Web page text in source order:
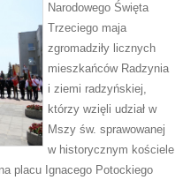
Narodowego Święta
Trzeciego maja
zgromadziły licznych
mieszkańców Radzynia
i ziemi radzyńskiej,
którzy wzięli udział w
Mszy św. sprawowanej
w historycznym kościele
placu Ignacego Potockiego